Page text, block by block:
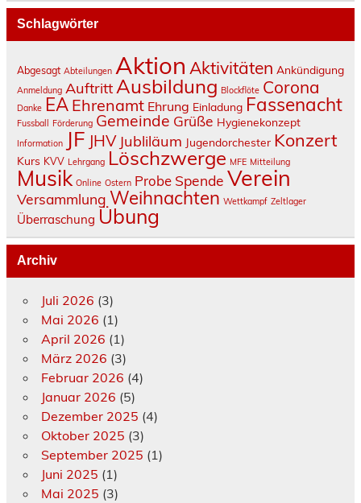
Schlagwörter
Abgesagt Abteilungen Aktion Aktivitäten Ankündigung
Anmeldung Auftritt Ausbildung Blockflöte Corona
Danke EA Ehrenamt Ehrung Einladung Fassenacht
Fussball Förderung Gemeinde Grüße Hygienekonzept
Information JF JHV Jubliläum Jugendorchester Konzert
Kurs KVV Lehrgang Löschzwerge MFE Mitteilung
Musik Online Ostern Probe Spende Verein
Versammlung Weihnachten Wettkampf Zeltlager
Überraschung Übung
Archiv
Juli 2026 (3)
Mai 2026 (1)
April 2026 (1)
März 2026 (3)
Februar 2026 (4)
Januar 2026 (5)
Dezember 2025 (4)
Oktober 2025 (3)
September 2025 (1)
Juni 2025 (1)
Mai 2025 (3)